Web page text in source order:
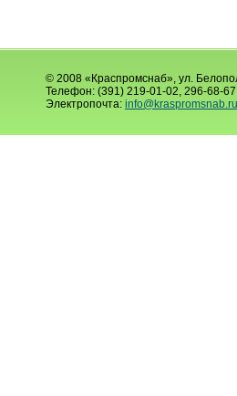
© 2008 «Краспромснаб», ул.
Телефон: (391) 219-01-02, 296-68-67
Электропочта: info@kraspromsnab.ru